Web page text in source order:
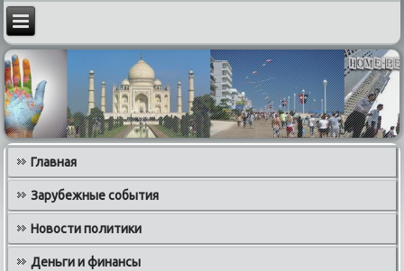
Главная
Зарубежные события
Новости политики
Деньги и финансы